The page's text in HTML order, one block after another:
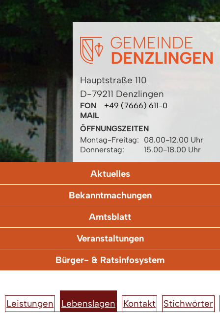
Hauptstraße 110
D-79211 Denzlingen
FON
+49 (7666) 611-0
MAIL
ÖFFNUNGSZEITEN
Montag-Freitag:
08.00-12.00 Uhr
Donnerstag:
15.00-18.00 Uhr
Aktuelles
Bekanntmachungen
Amtsblatt
Veranstaltungen
Bürger- & Ratsinfosystem
Leistungen Lebenslagen Kontakt Stichwörter